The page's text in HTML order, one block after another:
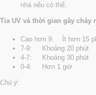
nhà nếu có thể.
Tia UV và thời gian gây cháy
Cao hơn 9: Ít hơn 15
7-9: Khoảng 20 phút
4-7: Khoảng 30 phút
0-4: Hơn 1 giờ
Chú ý: